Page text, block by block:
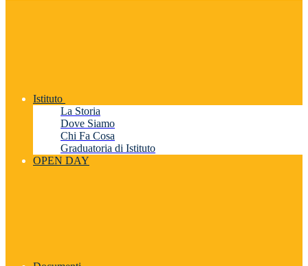
Istituto
La Storia
Dove Siamo
Chi Fa Cosa
Graduatoria di Istituto
OPEN DAY